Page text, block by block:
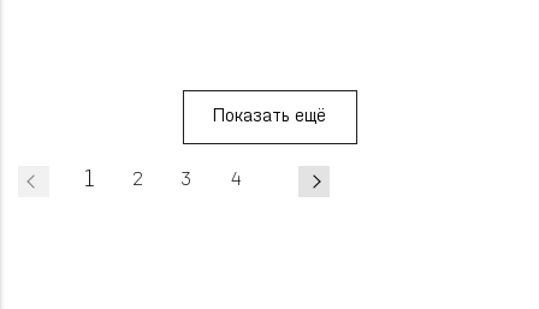
Показать ещё
1 2 3 4